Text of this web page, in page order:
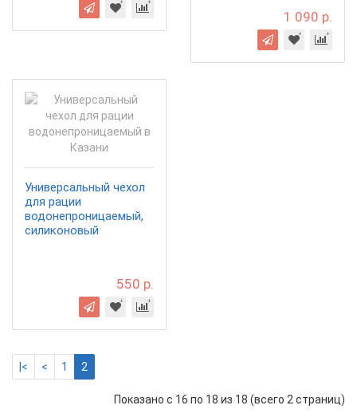
1 090 р.
Универсальный чехол
для рации
водонепроницаемый,
силиконовый
550 р.
|< < 1 2
Показано с 16 по 18 из 18 (всего 2 страниц)